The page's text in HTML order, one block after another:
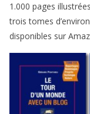
1 .000 pages
trois tomes d’environ
dis­po­nibles sur